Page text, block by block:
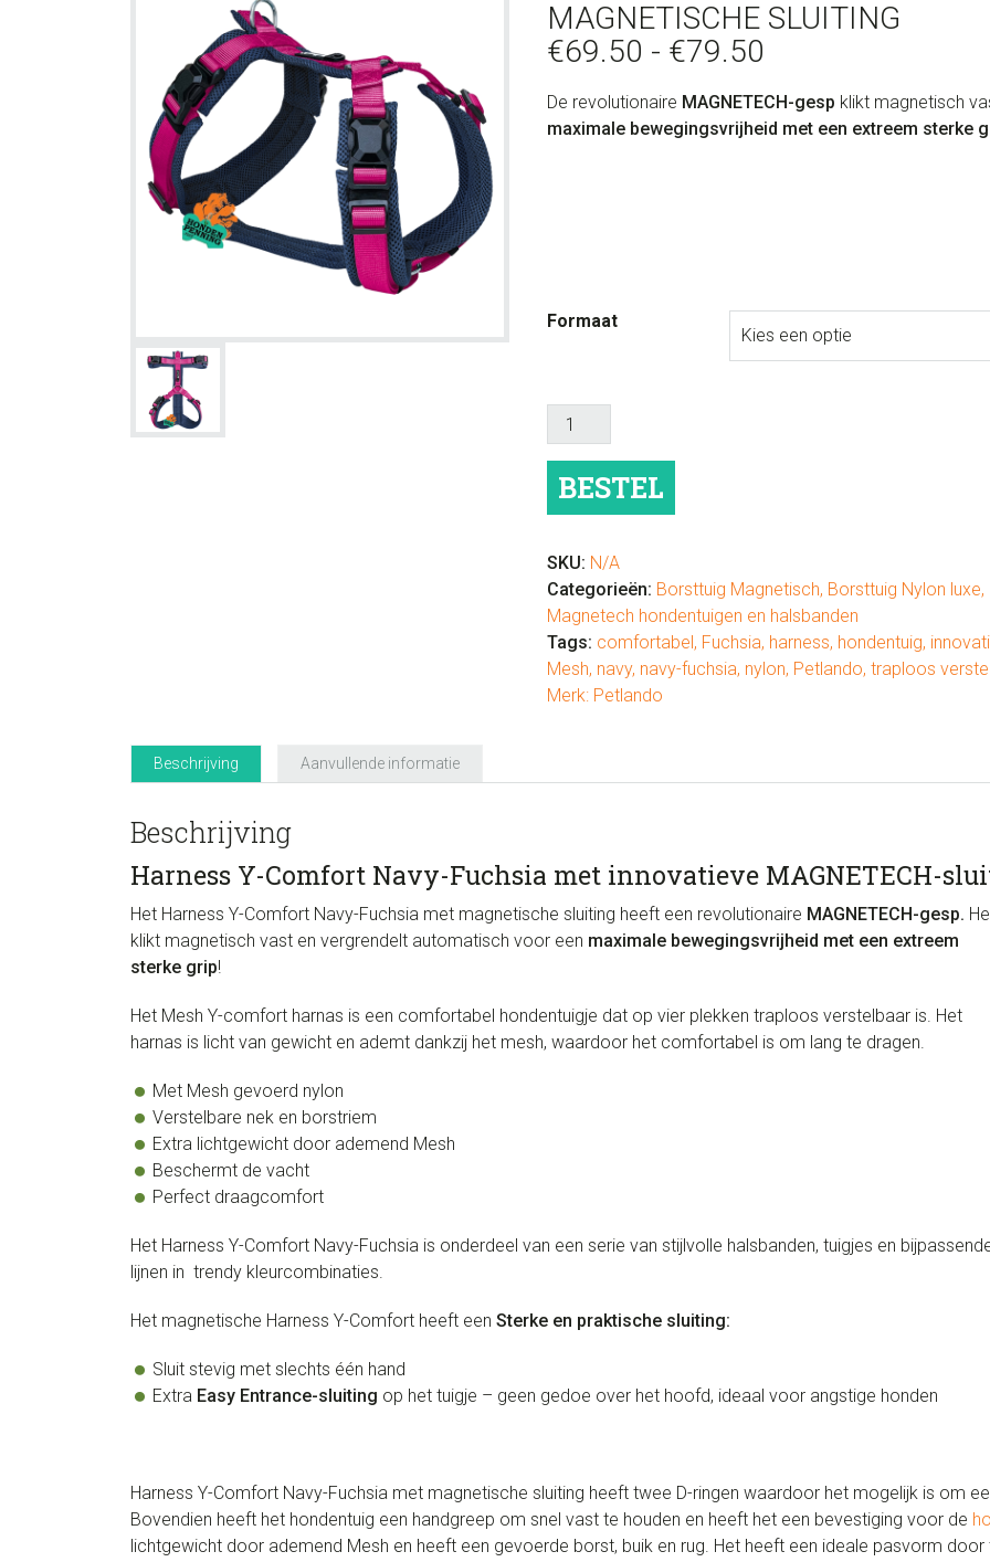
MAGNETISCHE SLUITING
€69.50 - €79.50
tot
€79.50
De revolutionaire MAGNETECH-gesp klikt magnetisch
maximale bewegingsvrijheid met een extreem sterke
Formaat
Harness
Y-
Navy-
Fuchsia
magnetische
sluiting
aantal
BESTEL
SKU: N/A
Categorieën: Borsttuig Magnetisch, Borsttuig Nylon luxe,
Magnetech hondentuigen en halsbanden
Tags: comfortabel, Fuchsia, harness, hondentuig,
Mesh, navy, navy-fuchsia, nylon, Petlando, traploos
Merk: Petlando
Beschrijving Aanvullende informatie
Beschrijving
Harness Y-Comfort Navy-Fuchsia met innovatieve MAGNETECH-
Het Harness Y-Comfort Navy-Fuchsia met magnetische sluiting heeft een revolutionaire MAGNETECH-gesp.
klikt magnetisch vast en vergrendelt automatisch voor een maximale bewegingsvrijheid met een extreem
sterke grip!
Het Mesh Y-comfort harnas is een comfortabel hondentuigje dat op vier plekken traploos verstelbaar is. Het
harnas is licht van gewicht en ademt dankzij het mesh, waardoor het comfortabel is om lang te dragen.
Met Mesh gevoerd nylon
Verstelbare nek en borstriem
Extra lichtgewicht door ademend Mesh
Beschermt de vacht
Perfect draagcomfort
Het Harness Y-Comfort Navy-Fuchsia is onderdeel van een serie van stijlvolle halsbanden, tuigjes en
lijnen in trendy kleurcombinaties.
Het magnetische Harness Y-Comfort heeft een Sterke en praktische sluiting:
Sluit stevig met slechts één hand
Extra Easy Entrance-sluiting op het tuigje – geen gedoe over het hoofd, ideaal voor angstige honden
Harness Y-Comfort Navy-Fuchsia met magnetische sluiting heeft twee D-ringen waardoor het mogelijk is om
Bovendien heeft het hondentuig een handgreep om snel vast te houden en heeft het een bevestiging voor de
lichtgewicht door ademend Mesh en heeft een gevoerde borst, buik en rug. Het heeft een ideale pasvorm